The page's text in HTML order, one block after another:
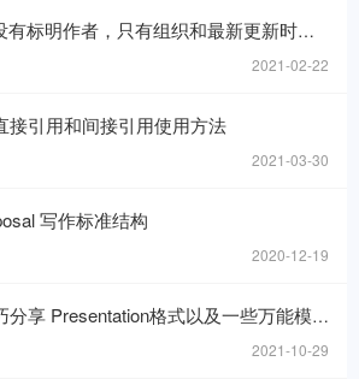
，只有组织和最新更新时间的网页，在reference list里要怎么写
2021-02-22
接引用和间接引用使用方法
2021-03-30
写作标准结构
2020-12-19
Presentation格式以及一些万能模板句分享
2021-10-29